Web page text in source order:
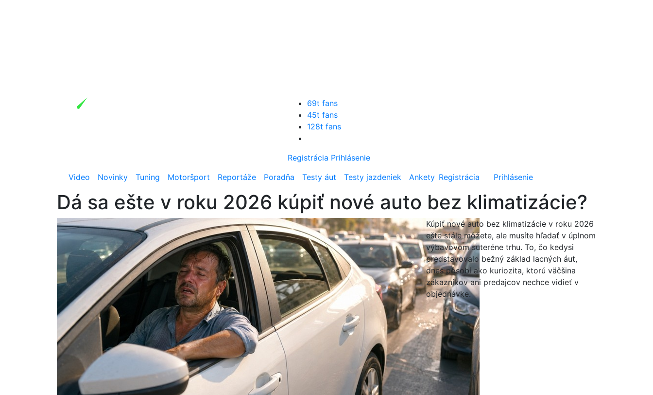
69t fans
45t fans
128t fans
Registrácia Prihlásenie
Video
Novinky Tuning Motoršport Reportáže Poradňa Testy áut Testy jazdeniek Ankety Registrácia Prihlásenie
Dá sa ešte v roku 2026 kúpiť nové auto bez klimatizácie?
Kúpiť nové auto bez klimatizácie v roku 2026
ešte stále môžete, ale musíte hľadať v úplnom
výbavovom suteréne trhu. To, čo kedysi
predstavovalo bežný základ lacných áut,
dnes pôsobí ako kuriozita, ktorú väčšina
zákazníkov ani predajcov nechce vidieť v
objednávke.